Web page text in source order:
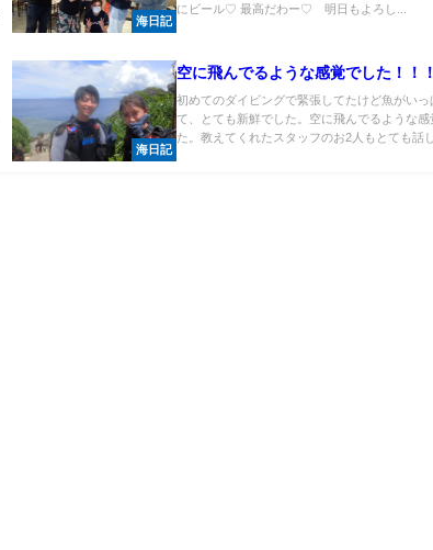
海日記
にビール♡ 最高だわー♡ 明日もよろし...
海日記
空に飛んでるような感覚でした！！！
初めてのダイビングで緊張してたけど魚がいっ
て、とても新鮮でした。空に飛んでるような感
た。教えてくれたスタッフのお2人もとても話し